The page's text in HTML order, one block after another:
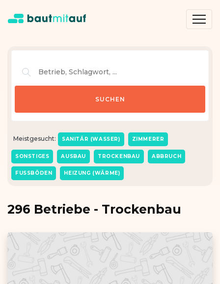
Meistgesucht: SANITÄR (WASSER) ZIMMERER
SONSTIGES AUSBAU TROCKENBAU ABBRUCH
FUSSBÖDEN HEIZUNG (WÄRME)
296 Betriebe - Trockenbau